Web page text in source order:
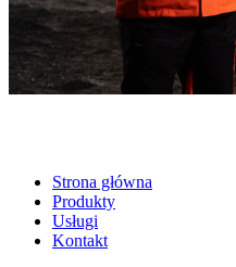
Strona główna
Produkty
Usługi
Kontakt